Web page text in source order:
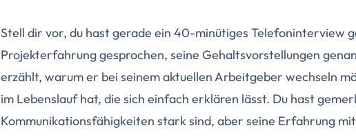
Stell dir vor, du hast gerade ein 40-minütiges Telefoninterview
Projekterfahrung gesprochen, seine Gehaltsvorstellungen
erzählt, warum er bei seinem aktuellen Arbeitgeber wechseln
im Lebenslauf hat, die sich einfach erklären lässt. Du hast
Kommunikationsfähigkeiten stark sind, aber seine Erfahrung